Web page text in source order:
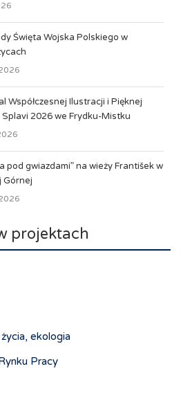
Święta Wojska Polskiego w
Współczesnej Ilustracji i Pięknej
Splavi 2026 we Frydku-Mistku
pod gwiazdami” na wieży František w
Górnej
projektach
ekologia
Pracy